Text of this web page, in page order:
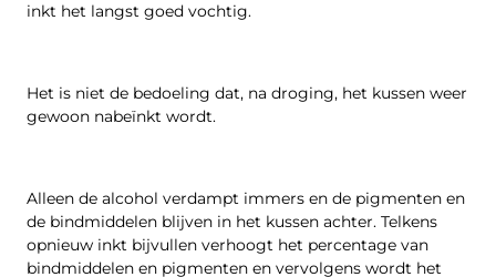
inkt het langst goed vochtig.
Het is niet de bedoeling dat, na droging, het kussen weer
gewoon nabeïnkt wordt.
Alleen de alcohol verdampt immers en de pigmenten en
de bindmiddelen blijven in het kussen achter. Telkens
opnieuw inkt bijvullen verhoogt het percentage van
bindmiddelen en pigmenten en vervolgens wordt het